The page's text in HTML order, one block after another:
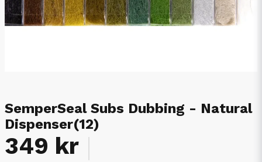
SemperSeal Subs Dubbing - Natural
Dispenser(12)
349 kr